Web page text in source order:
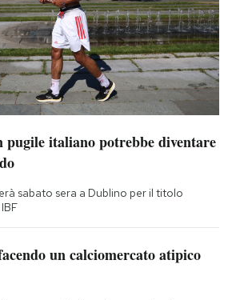
pugile italiano potrebbe diventare
sabato sera a Dublino per il titolo
un calciomercato atipico